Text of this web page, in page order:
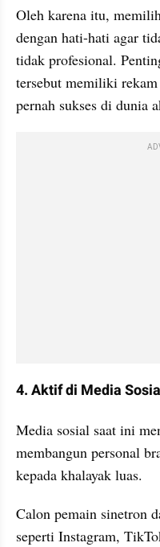
Oleh karena itu,
dengan hati-hati agar
tidak profesional.
tersebut memiliki
pernah sukses di dunia
4. Aktif di Media
Media sosial saat ini
membangun personal
kepada khalayak luas.
Calon pemain sinetron
seperti Instagram,